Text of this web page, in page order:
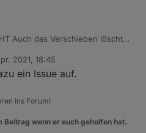
Auch das Verschieben löscht
2021, 18:45
ein Issue auf.
ins Forum!
Beitrag wenn er euch geholfen hat.